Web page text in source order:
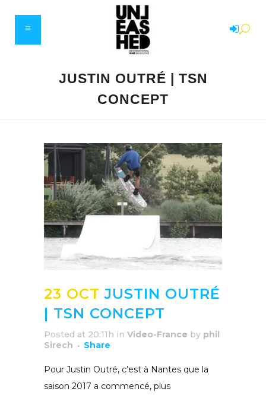
JUSTIN OUTRÉ | TSN
CONCEPT
23 OCT JUSTIN OUTRÉ
| TSN CONCEPT
Posted at 20:11h in Video-France by phil
Sirech
Share
Pour Justin Outré, c’est à Nantes que la
saison 2017 a commencé, plus